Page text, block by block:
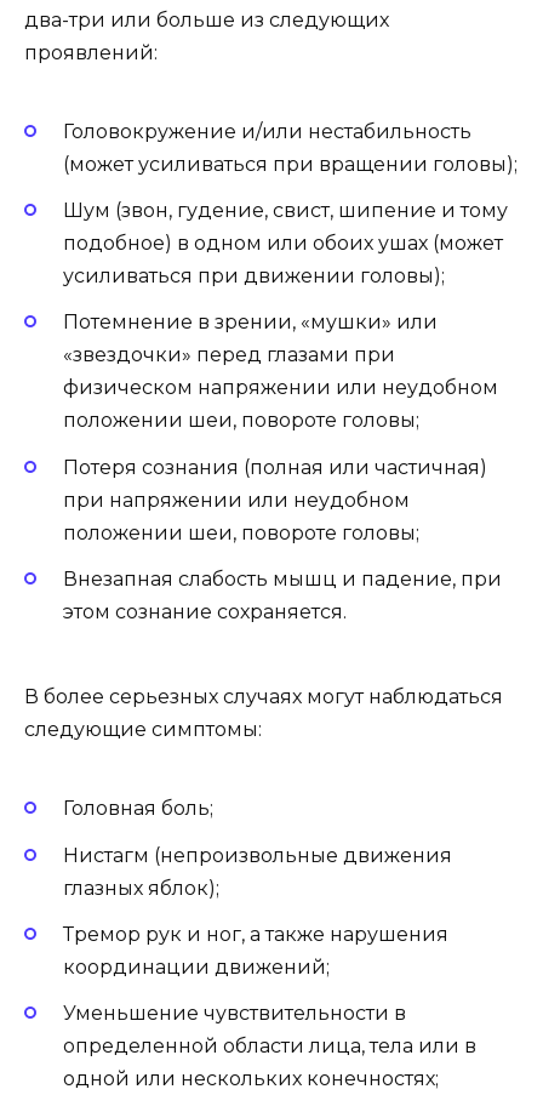
два-три или больше из следующих
проявлений:
Головокружение и/или нестабильность
(может усиливаться при вращении головы);
Шум (звон, гудение, свист, шипение и тому
подобное) в одном или обоих ушах (может
усиливаться при движении головы);
Потемнение в зрении, «мушки» или
«звездочки» перед глазами при
физическом напряжении или неудобном
положении шеи, повороте головы;
Потеря сознания (полная или частичная)
при напряжении или неудобном
положении шеи, повороте головы;
Внезапная слабость мышц и падение, при
этом сознание сохраняется.
В более серьезных случаях могут наблюдаться
следующие симптомы:
Головная боль;
Нистагм (непроизвольные движения
глазных яблок);
Тремор рук и ног, а также нарушения
координации движений;
Уменьшение чувствительности в
определенной области лица, тела или в
одной или нескольких конечностях;